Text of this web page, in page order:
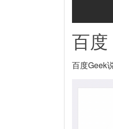
百度
百度Geek